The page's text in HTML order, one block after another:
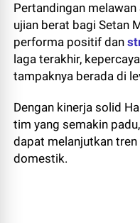
Pertandingan
ujian berat bagi Setan
performa positif dan
laga terakhir,
tampaknya berada di
Dengan kinerja solid
tim yang semakin
dapat melanjutkan
domestik.